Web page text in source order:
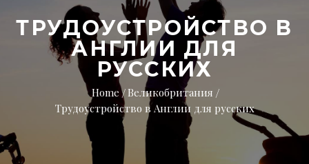
ТРУДОУСТРОЙСТВО В
АНГЛИИ ДЛЯ
РУССКИХ
Home
Великобритания
Трудоустройство в Англии для русских